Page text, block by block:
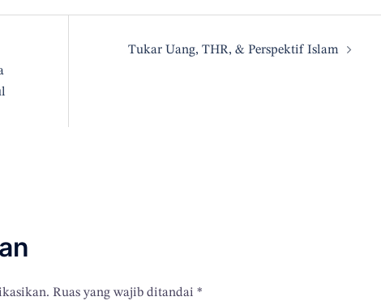
Tukar Uang, THR, & Perspektif Islam
Ruas yang wajib ditandai *